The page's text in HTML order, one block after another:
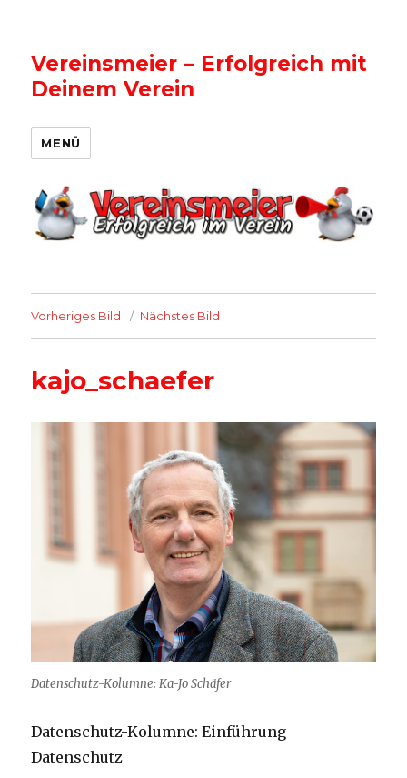
Vereinsmeier – Erfolgreich mit
Deinem Verein
MENÜ
Vorheriges Bild Nächstes Bild
kajo_schaefer
Datenschutz-Kolumne: Ka-Jo Schäfer
Datenschutz-Kolumne: Einführung
Datenschutz